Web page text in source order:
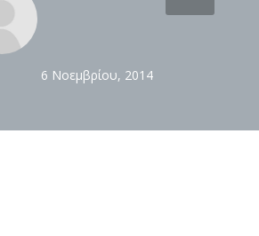
6 Νοεμβρίου, 2014